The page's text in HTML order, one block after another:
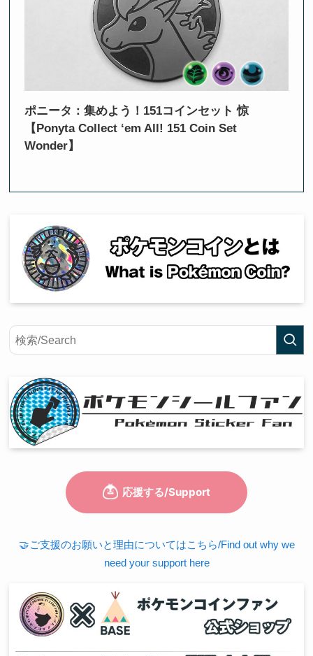
ポニータ：集めよう！151コインセット 惊
【Ponyta Collect ‘em All! 151 Coin Set
Wonder】
🤝ご支援のお願いと理由についてはこちら/Find out why we
need your support here